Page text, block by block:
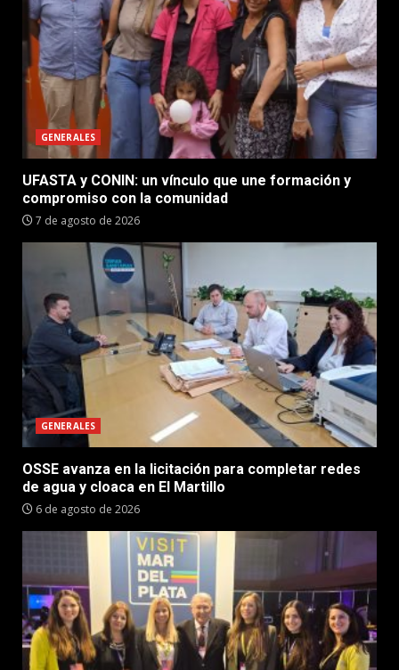
GENERALES
UFASTA y CONIN: un vínculo que une formación y
compromiso con la comunidad
7 de agosto de 2026
GENERALES
OSSE avanza en la licitación para completar redes
de agua y cloaca en El Martillo
6 de agosto de 2026